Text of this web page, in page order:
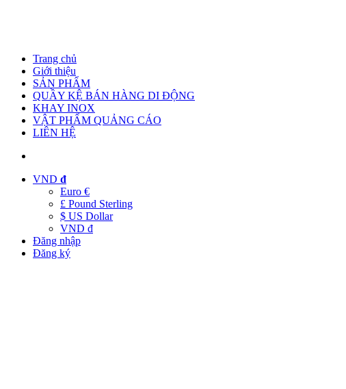
Trang chủ
Giới thiệu
SẢN PHẨM
QUẦY KỆ BÁN HÀNG DI ĐỘNG
KHAY INOX
VẬT PHẨM QUẢNG CÁO
LIÊN HỆ
VND đ
Euro €
£ Pound Sterling
$ US Dollar
VND đ
Đăng nhập
Đăng ký